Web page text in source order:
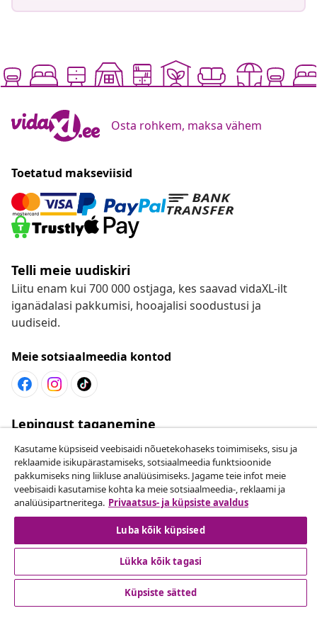
Osta rohkem, maksa vähem
Toetatud makseviisid
Telli meie uudiskiri
Liitu enam kui 700 000 ostjaga, kes saavad vidaXL-ilt
iganädalasi pakkumisi, hooajalisi soodustusi ja
uudiseid.
Meie sotsiaalmeedia kontod
Lepingust taganemine
Esita oma tellimuse kohta tagastamissoov.
Lepingust taganemine
Klienditeenindus
Ettevõte
Kasutame küpsiseid veebisaidi nõuetekohaseks toimimiseks, sisu ja
reklaamide isikupärastamiseks, sotsiaalmeedia funktsioonide
pakkumiseks ning liikluse analüüsimiseks. Jagame teie infot meie
veebisaidi kasutamise kohta ka meie sotsiaalmeedia-, reklaami ja
analüüsipartneritega. Privaatsus- ja küpsiste avaldus
Luba kõik küpsised
Lükka kõik tagasi
Küpsiste sätted